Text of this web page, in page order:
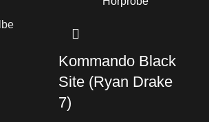
Kommando Black
Site (Ryan Drake
7)